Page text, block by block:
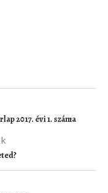
2017. évi 1. száma